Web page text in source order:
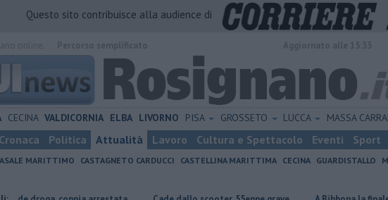
Questo sito contribuisce alla audience di
CECINA VALDICORNIA ELBA LIVORNO PISA GROSSETO LUCCA MASSA
Cronaca Politica Attualità Lavoro Cultura e Spettacolo Eventi Sport
MARITTIMO CASTAGNETO CARDUCCI CASTELLINA MARITTIMA CECINA GUARDISTALLO